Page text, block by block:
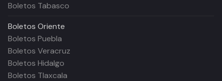
Boletos Tabasco
Boletos Oriente
Boletos Puebla
Boletos Veracruz
Boletos Hidalgo
Boletos Tlaxcala